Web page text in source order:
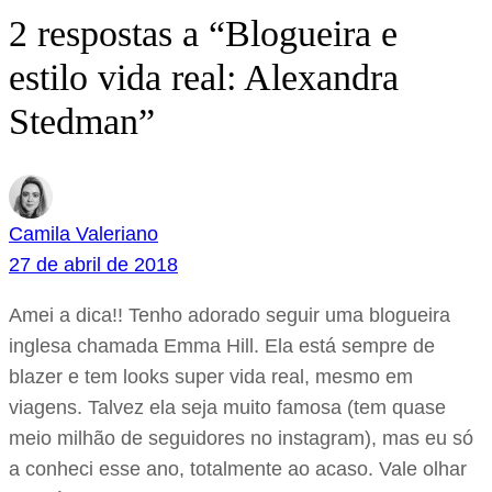
2 respostas a “Blogueira e
estilo vida real: Alexandra
Stedman”
Camila Valeriano
27 de abril de 2018
Amei a dica!! Tenho adorado seguir uma blogueira
inglesa chamada Emma Hill. Ela está sempre de
blazer e tem looks super vida real, mesmo em
viagens. Talvez ela seja muito famosa (tem quase
meio milhão de seguidores no instagram), mas eu só
a conheci esse ano, totalmente ao acaso. Vale olhar